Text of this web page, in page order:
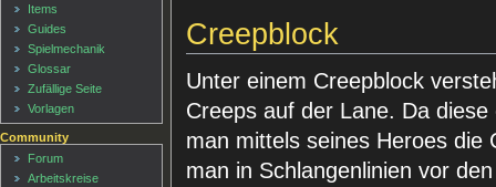
Creepblock
Unter einem Creepblock
Creeps auf der Lane. Da
man mittels seines Heroes die
man in Schlangenlinien vor
Items
Guides
Spielmechanik
Glossar
Zufällige Seite
Vorlagen
Community
Forum
Arbeitskreise